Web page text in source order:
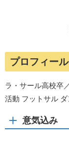
プロフィール
ラ・サール高校卒
活動 フットサル ダ
意気込み